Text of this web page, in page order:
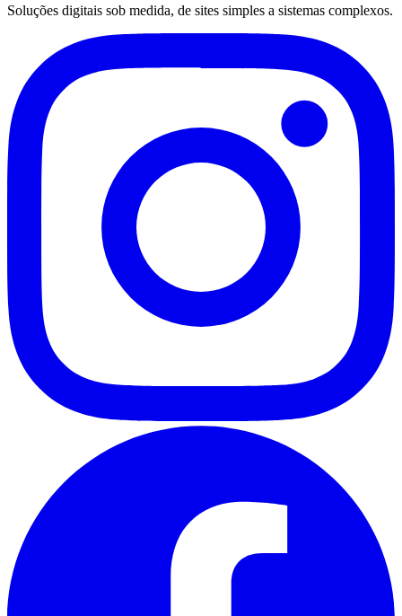
Soluções digitais sob medida, de sites simples a sistemas complexos.